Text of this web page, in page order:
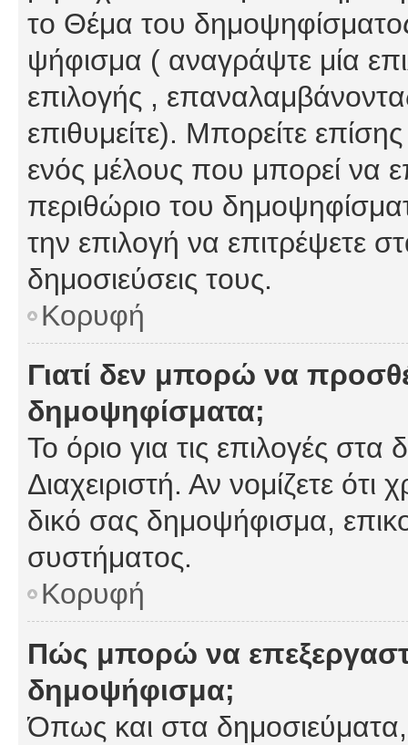
το Θέμα του
ψήφισμα ( αναγράψτε μία
επιλογής ,
επιθυμείτε). Μπορείτε
ενός μέλους που μπορεί να
περιθώριο του
την επιλογή να επιτρέψετε
δημοσιεύσεις τους.
Κορυφή
Γιατί δεν μπορώ να
δημοψηφίσματα;
Το όριο για τις επιλογές
Διαχειριστή. Αν νομίζετε ότι
δικό σας δημοψήφισμα,
συστήματος.
Κορυφή
Πώς μπορώ να
δημοψήφισμα;
Όπως και στα